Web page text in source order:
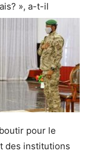
», a-t-il
pour le
des institutions